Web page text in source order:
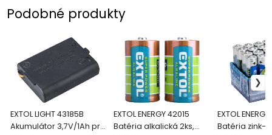
Podobné produkty
EXTOL LIGHT 43185B
Akumulátor 3,7V/1Ah pre
EXTOL ENERGY 42015
Batéria alkalická 2ks,
EXTOL
Batéria zink-